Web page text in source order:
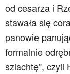
od cesarza i
stawała się
panowie
formalnie
szlachtę”, czyli